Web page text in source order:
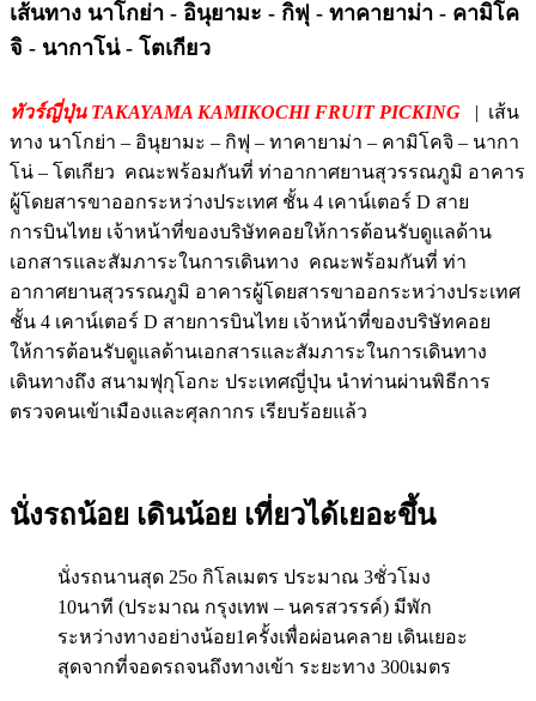
เส้นทาง นาโกย่า - อินุยามะ - กิฟุ - ทาคายาม่า - คามิโค
จิ - นากาโน่ - โตเกียว
ทัวร์ญี่ปุ่น TAKAYAMA KAMIKOCHI FRUIT PICKING | เส้น
ทาง นาโกย่า – อินุยามะ – กิฟุ – ทาคายาม่า – คามิโคจิ – นากา
โน่ – โตเกียว คณะพร้อมกันที่ ท่าอากาศยานสุวรรณภูมิ อาคาร
ผู้โดยสารขาออกระหว่างประเทศ ชั้น 4 เคาน์เตอร์ D สาย
การบินไทย เจ้าหน้าที่ของบริษัทคอยให้การต้อนรับดูแลด้าน
เอกสารและสัมภาระในการเดินทาง คณะพร้อมกันที่ ท่า
อากาศยานสุวรรณภูมิ อาคารผู้โดยสารขาออกระหว่างประเทศ
ชั้น 4 เคาน์เตอร์ D สายการบินไทย เจ้าหน้าที่ของบริษัทคอย
ให้การต้อนรับดูแลด้านเอกสารและสัมภาระในการเดินทาง
เดินทางถึง สนามฟุกุโอกะ ประเทศญี่ปุ่น นำท่านผ่านพิธีการ
ตรวจคนเข้าเมืองและศุลกากร เรียบร้อยแล้ว
นั่งรถน้อย เดินน้อย เที่ยวได้เยอะขึ้น
นั่งรถนานสุด 25o กิโลเมตร ประมาณ 3ชั่วโมง
10นาที (ประมาณ กรุงเทพ – นครสวรรค์) มีพัก
ระหว่างทางอย่างน้อย1ครั้งเพื่อผ่อนคลาย เดินเยอะ
สุดจากที่จอดรถจนถึงทางเข้า ระยะทาง 300เมตร